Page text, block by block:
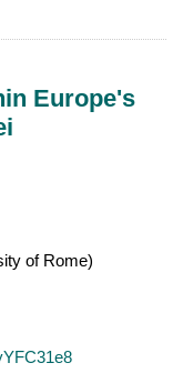
Europe's
of Rome)